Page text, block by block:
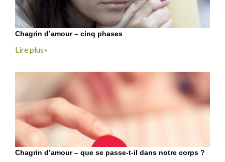
Chagrin d’amour – cinq phases
Lire plus»
Chagrin d’amour – que se passe-t-il dans notre corps ?